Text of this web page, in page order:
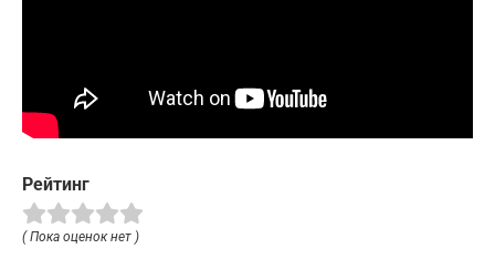
Рейтинг
( Пока оценок нет )